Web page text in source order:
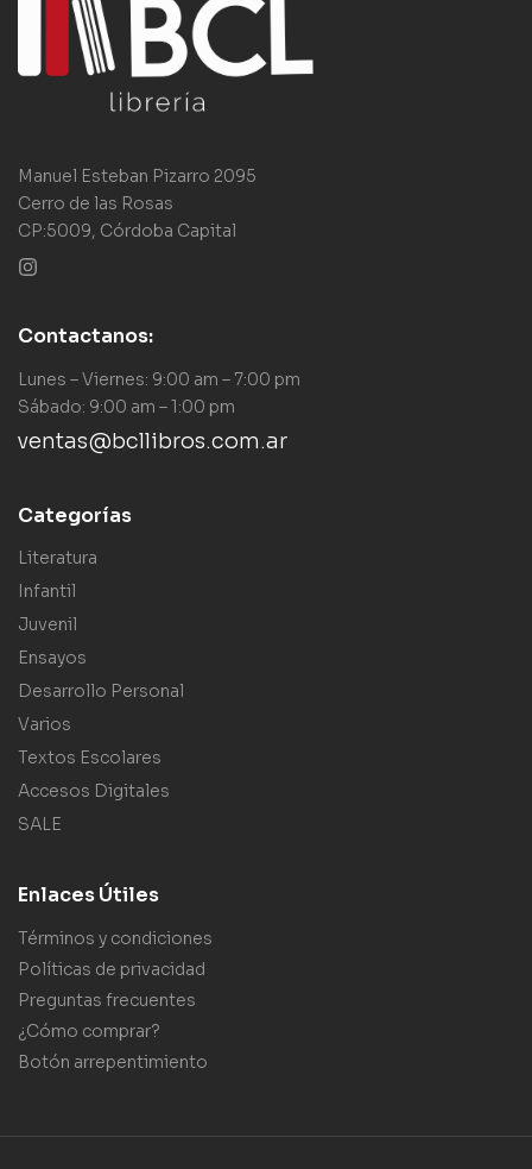
Manuel Esteban Pizarro 2095
Cerro de las Rosas
CP:5009, Córdoba Capital
Contactanos:
Lunes – Viernes: 9:00 am – 7:00 pm
Sábado: 9:00 am – 1:00 pm
ventas@bcllibros.com.ar
Categorías
Literatura
Infantil
Juvenil
Ensayos
Desarrollo Personal
Varios
Textos Escolares
Accesos Digitales
SALE
Enlaces Útiles
Términos y condiciones
Políticas de privacidad
Preguntas frecuentes
¿Cómo comprar?
Botón arrepentimiento